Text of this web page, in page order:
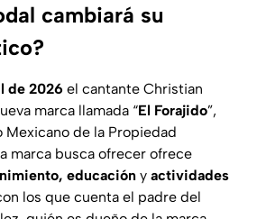
cambiará su
de 2026 el cantante Christian
marca llamada “El Forajido”,
de la Propiedad
marca busca ofrecer ofrece
educación y actividades
los que cuenta el padre del